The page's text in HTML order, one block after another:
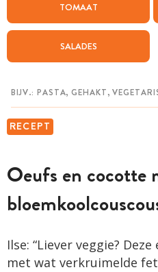
TOMAAT
SALADES
RECEPT
Oeufs en cocotte
Ilse: “Liever veggie?
met wat verkruimelde
WEEKMENU
CHAT MET MAIA
MIJN BEWAARDE RECEPTEN